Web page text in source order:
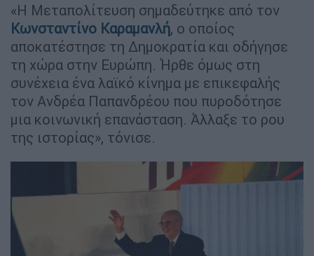
«Η Μεταπολίτευση σημαδεύτηκε από τον
Κωνσταντίνο Καραμανλή, ο οποίος
αποκατέστησε τη Δημοκρατία και οδήγησε
τη χώρα στην Ευρώπη. Ήρθε όμως στη
συνέχεια ένα λαϊκό κίνημα με επικεφαλής
τον Ανδρέα Παπανδρέου που πυροδότησε
μια κοινωνική επανάσταση. Άλλαξε το ρου
της ιστορίας», τόνισε.